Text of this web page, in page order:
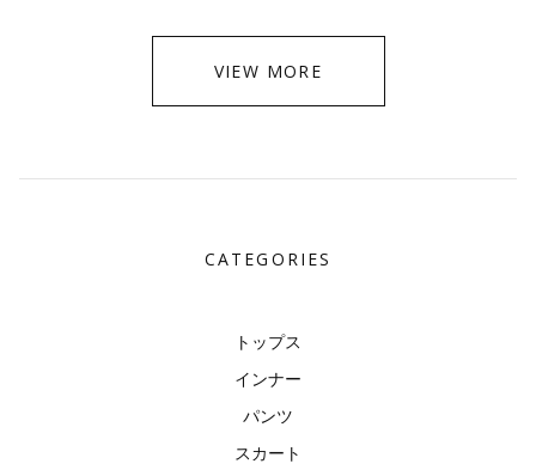
VIEW MORE
CATEGORIES
トップス
インナー
パンツ
スカート